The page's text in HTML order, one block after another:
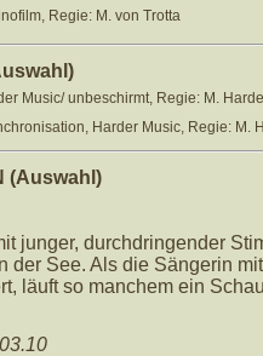
Regie: M. von Trotta
Music/ unbeschirmt, Regie: M.
Harder Music, Regie: M.
(Auswahl)
junger, durchdringender
der See. Als die Sängerin
läuft so manchem ein